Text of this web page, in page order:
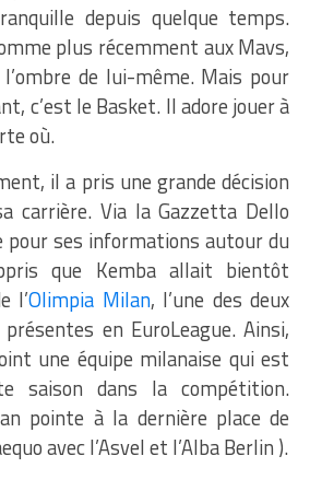
depuis quelque temps.
plus récemment aux Mavs,
de lui-même. Mais pour
c’est le Basket. Il adore jouer à
où.
il a pris une grande décision
carrière. Via la Gazzetta Dello
pour ses informations autour du
que Kemba allait bientôt
l’Olimpia Milan, l’une des deux
en EuroLeague. Ainsi,
une équipe milanaise qui est
saison dans la compétition.
pointe à la dernière place de
avec l’Asvel et l’Alba Berlin ).